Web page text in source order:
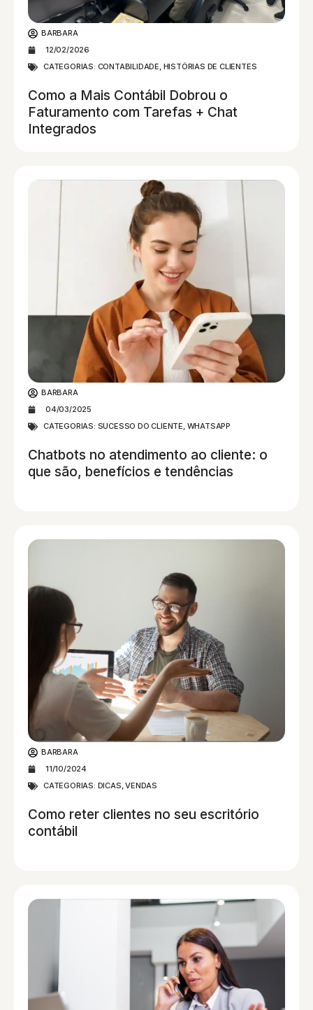
BARBARA
12/02/2026
CATEGORIAS: CONTABILIDADE, HISTÓRIAS DE CLIENTES
Como a Mais Contábil Dobrou o
Faturamento com Tarefas + Chat
Integrados
BARBARA
04/03/2025
CATEGORIAS: SUCESSO DO CLIENTE, WHATSAPP
Chatbots no atendimento ao cliente: o
que são, benefícios e tendências
BARBARA
11/10/2024
CATEGORIAS: DICAS,VENDAS
Como reter clientes no seu escritório
contábil